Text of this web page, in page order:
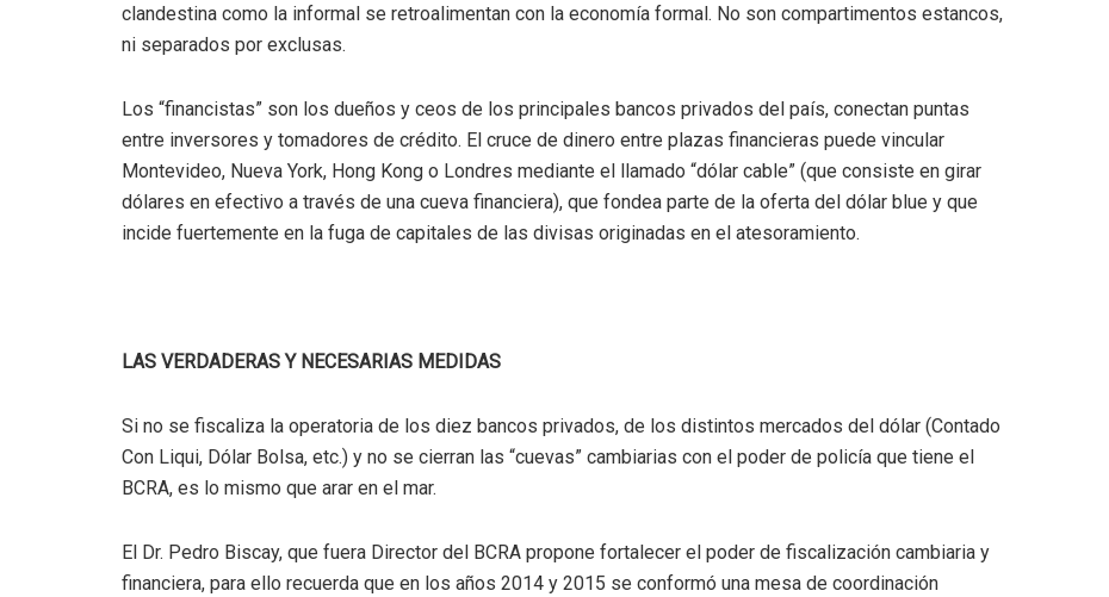
clandestina como la informal se retroalimentan con la economía formal. No son compartimentos estancos,
ni separados por exclusas.
Los “financistas” son los dueños y ceos de los principales bancos privados del país, conectan puntas
entre inversores y tomadores de crédito. El cruce de dinero entre plazas financieras puede vincular
Montevideo, Nueva York, Hong Kong o Londres mediante el llamado “dólar cable” (que consiste en girar
dólares en efectivo a través de una cueva financiera), que fondea parte de la oferta del dólar blue y que
incide fuertemente en la fuga de capitales de las divisas originadas en el atesoramiento.
LAS VERDADERAS Y NECESARIAS MEDIDAS
Si no se fiscaliza la operatoria de los diez bancos privados, de los distintos mercados del dólar (Contado
Con Liqui, Dólar Bolsa, etc.) y no se cierran las “cuevas” cambiarias con el poder de policía que tiene el
BCRA, es lo mismo que arar en el mar.
El Dr. Pedro Biscay, que fuera Director del BCRA propone fortalecer el poder de fiscalización cambiaria y
financiera, para ello recuerda que en los años 2014 y 2015 se conformó una mesa de coordinación